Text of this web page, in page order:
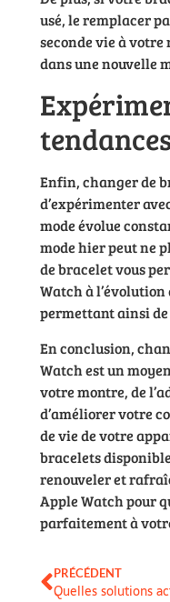
usé, le remplacer
seconde vie à
dans une nouvelle
Enfin, changer de
d’expérimenter
mode évolue
mode hier peut ne
de bracelet vous
Watch à l’évolution
permettant ainsi
En conclusion,
Watch est un
votre montre, de
d’améliorer votre
de vie de votre
bracelets
renouveler et
Apple Watch pour
parfaitement à
PRÉCÉDENT